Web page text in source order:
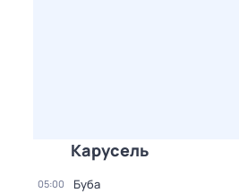
Карусель
05:00 Буба